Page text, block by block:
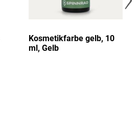
Kosmetikfarbe gelb, 10
ml, Gelb